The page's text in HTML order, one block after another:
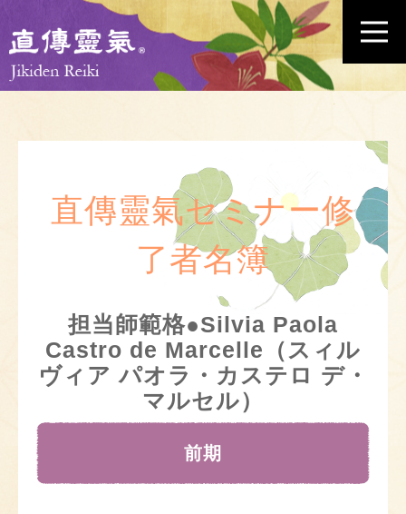
直傳靈氣セミナー修
了者名簿
担当師範格●Silvia Paola
Castro de Marcelle（スィル
ヴィア パオラ・カステロ デ・
マルセル）
前期